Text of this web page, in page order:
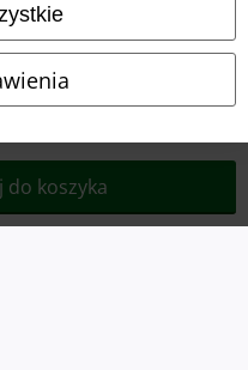
do koszyka
umowy
Nie zawierają